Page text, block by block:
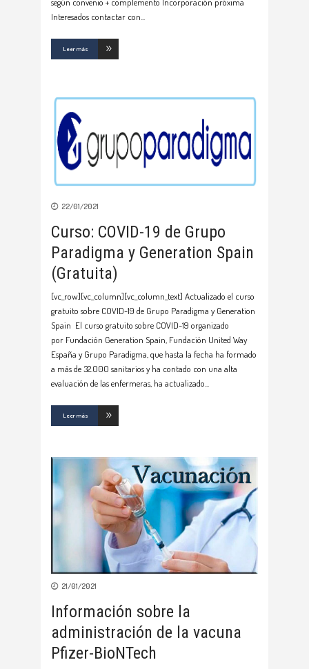
Interesados contactar con
Leer más
22/01/2021
Curso: COVID-19 de Grupo
Paradigma y Generation Spain
(Gratuita)
[vc_row][vc_column][vc_column_text] Actualizado el curso
gratuito sobre COVID-19 de Grupo Paradigma y Generation
Spain El curso gratuito sobre COVID-19 organizado
por Fundación Generation Spain, Fundación United Way
España y Grupo Paradigma, que hasta la fecha ha formado
a más de 32.000 sanitarios y ha contado con una alta
evaluación de las enfermeras, ha actualizado
Leer más
21/01/2021
Información sobre la
administración de la vacuna
Pfizer-BioNTech